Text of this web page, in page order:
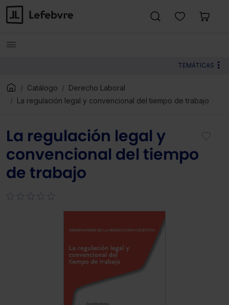
TEMÁTICAS
Catálogo
Derecho Laboral
La regulación legal y convencional del tiempo de trabajo
La regulación legal y
convencional del tiempo
de trabajo